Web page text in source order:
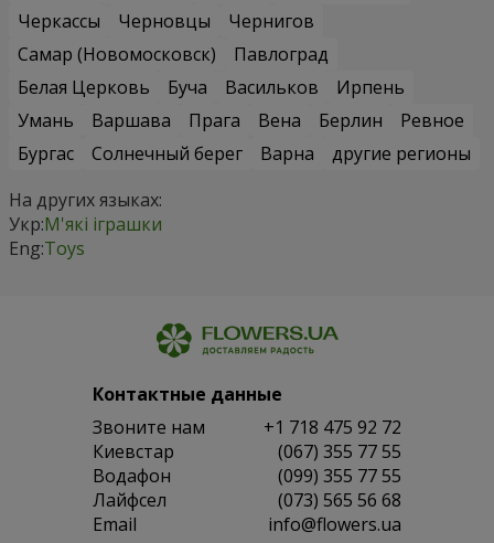
Черкассы
Черновцы
Чернигов
Самар (Новомосковск)
Павлоград
Белая Церковь
Буча Васильков
Ирпень
Умань
Варшава Прага Вена Берлин
Ревное
Бургас
Солнечный берег Варна
другие регионы
На других языках:
Укр:М'які іграшки
Eng:Toys
Контактные данные
Звоните нам
+1 718 475 92 72
Киевстар
(067) 355 77 55
Водафон
(099) 355 77 55
Лайфсел
(073) 565 56 68
Email
info@flowers.ua